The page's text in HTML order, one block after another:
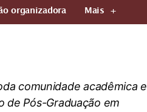
organizadora Mais
comunidade acadêmica e
de Pós-Graduação em